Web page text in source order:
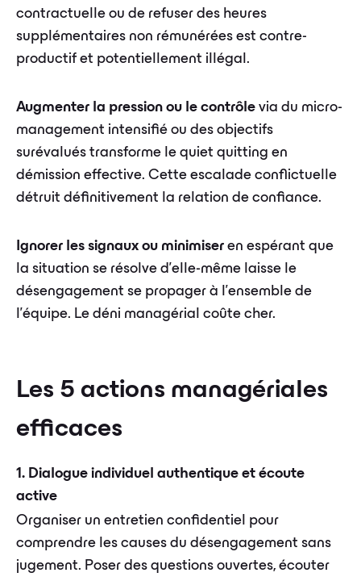
contractuelle ou de refuser des heures
supplémentaires non rémunérées est contre-
productif et potentiellement illégal.
Augmenter la pression ou le contrôle via du micro-
management intensifié ou des objectifs
surévalués transforme le quiet quitting en
démission effective. Cette escalade conflictuelle
détruit définitivement la relation de confiance.
Ignorer les signaux ou minimiser en espérant que
la situation se résolve d'elle-même laisse le
désengagement se propager à l'ensemble de
l'équipe. Le déni managérial coûte cher.
Les 5 actions managériales
efficaces
1. Dialogue individuel authentique et écoute
active
Organiser un entretien confidentiel pour
comprendre les causes du désengagement sans
jugement. Poser des questions ouvertes, écouter